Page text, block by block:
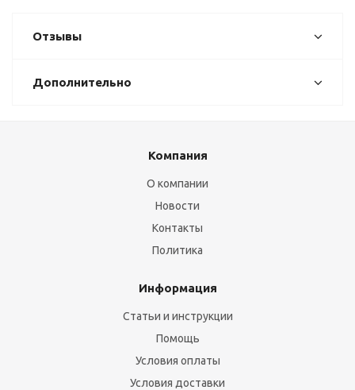
Отзывы
Дополнительно
Компания
О компании
Новости
Контакты
Политика
Информация
Статьи и инструкции
Помощь
Условия оплаты
Условия доставки